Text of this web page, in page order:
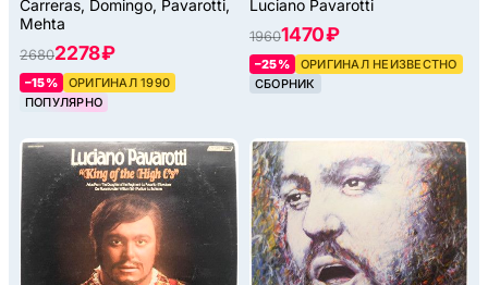
Carreras, Domingo, Pavarotti,
Mehta
26802278 ₽
–15%
ОРИГИНАЛ 1990
ПОПУЛЯРНО
Luciano Pavarotti
19601470 ₽
–25%
ОРИГИНАЛ НЕИЗВЕСТНО
СБОРНИК